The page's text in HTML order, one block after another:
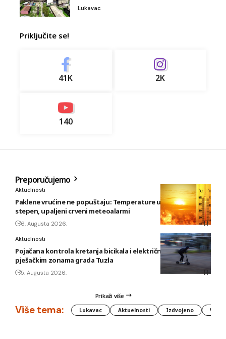
Lukavac
Priključite se!
41K 2K
140
Preporučujemo
Aktuelnosti
Paklene vrućine ne popuštaju: Temperature u BiH i do 41
stepen, upaljeni crveni meteoalarmi
6. Augusta 2026.
Aktuelnosti
Pojačana kontrola kretanja bicikala i električnih romobila u
pješačkim zonama grada Tuzla
5. Augusta 2026.
Prikaži više
Više tema: Lukavac Aktuelnosti Izdvojeno